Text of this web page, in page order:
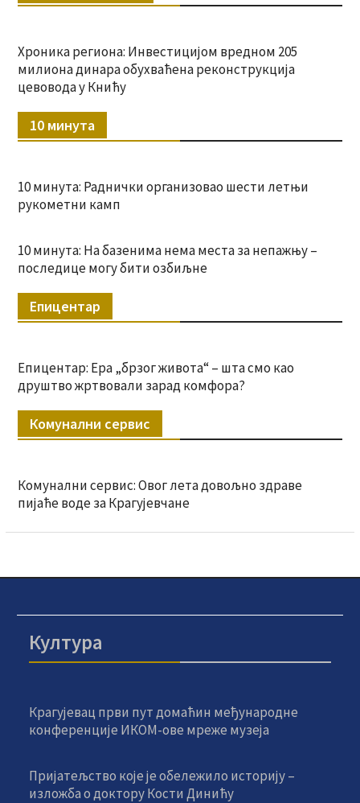
Хроника региона: Инвестицијом вредном 205
милиона динара обухваћена реконструкција
цевовода у Книћу
10 минута
10 минута: Раднички организовао шести летњи
рукометни камп
10 минута: На базенима нема места за непажњу –
последице могу бити озбиљне
Епицентар
Епицентар: Ера „брзог живота“ – шта смо као
друштво жртвовали зарад комфора?
Комунални сервис
Комунални сервис: Овог лета довољно здраве
пијаће воде за Крагујевчане
Култура
Крагујевац први пут домаћин међународне
конференције ИКОМ-ове мреже музеја
Пријатељство које је обележило историју –
изложба о доктору Кости Динићу